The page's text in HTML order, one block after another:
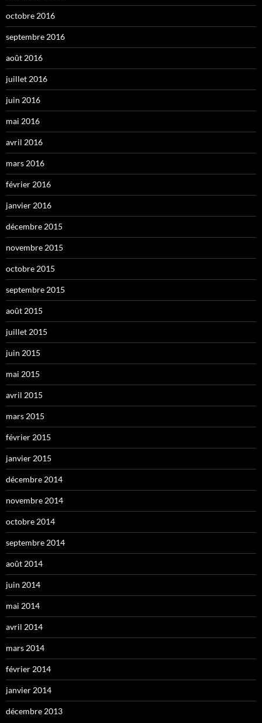
octobre 2016
septembre 2016
août 2016
juillet 2016
juin 2016
mai 2016
avril 2016
mars 2016
février 2016
janvier 2016
décembre 2015
novembre 2015
octobre 2015
septembre 2015
août 2015
juillet 2015
juin 2015
mai 2015
avril 2015
mars 2015
février 2015
janvier 2015
décembre 2014
novembre 2014
octobre 2014
septembre 2014
août 2014
juin 2014
mai 2014
avril 2014
mars 2014
février 2014
janvier 2014
décembre 2013